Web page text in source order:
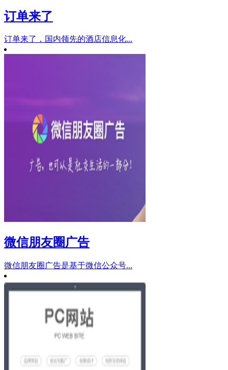
订单来了
订单来了，国内领先的酒店信息化...
微信朋友圈广告
微信朋友圈广告是基于微信公众号...